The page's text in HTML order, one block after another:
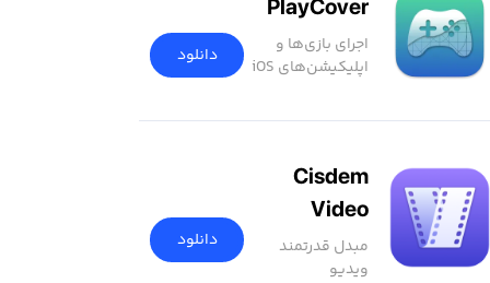
PlayCover
اجرای بازی‌ها و
اپلیکیشن‌های iOS
دانلود
Cisdem
Video
Converter
مبدل قدرتمند
ویدیو
دانلود